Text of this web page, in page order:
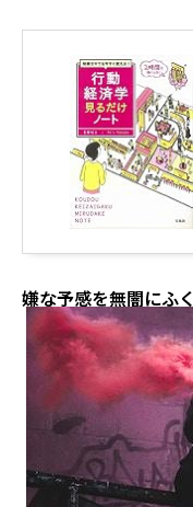
嫌な予感を無闇にふ